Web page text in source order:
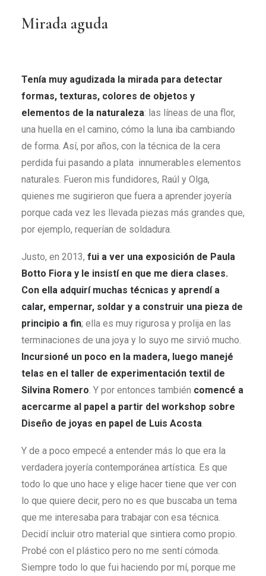
Mirada aguda
Tenía muy agudizada la mirada para detectar
formas, texturas, colores de objetos y
elementos de la naturaleza: las líneas de una flor,
una huella en el camino, cómo la luna iba cambiando
de forma. Así, por años, con la técnica de la cera
perdida fui pasando a plata innumerables elementos
naturales. Fueron mis fundidores, Raúl y Olga,
quienes me sugirieron que fuera a aprender joyería
porque cada vez les llevada piezas más grandes que,
por ejemplo, requerían de soldadura.
Justo, en 2013, fui a ver una exposición de Paula
Botto Fiora y le insistí en que me diera clases.
Con ella adquirí muchas técnicas y aprendí a
calar, empernar, soldar y a construir una pieza de
principio a fin; ella es muy rigurosa y prolija en las
terminaciones de una joya y lo suyo me sirvió mucho.
Incursioné un poco en la madera, luego manejé
telas en el taller de experimentación textil de
Silvina Romero. Y por entonces también comencé a
acercarme al papel a partir del workshop sobre
Diseño de joyas en papel de Luis Acosta.
Y de a poco empecé a entender más lo que era la
verdadera joyería contemporánea artística. Es que
todo lo que uno hace y elige hacer tiene que ver con
lo que quiere decir, pero no es que buscaba un tema
que me interesaba para trabajar con esa técnica.
Decidí incluir otro material que sintiera como propio.
Probé con el plástico pero no me sentí cómoda.
Siempre todo lo que fui haciendo por mí, porque me